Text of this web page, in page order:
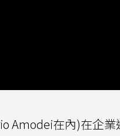
Amodei在內)在企